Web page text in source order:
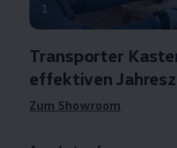
1
Transporter
effektiven
Zum Showroom